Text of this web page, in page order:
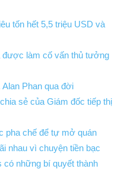
tốn hết 5,5 triệu USD và
được làm cố vấn thủ tưởng
Phan qua đời
sẻ của Giám đốc tiếp thị
pha chế để tự mở quán
nhau vì chuyện tiền bạc
có những bí quyết thành